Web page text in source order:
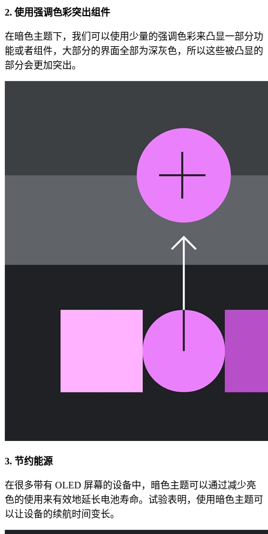
2. 使用强调色彩突出组件
在暗色主题下，我们可以使用少量的强调色彩来凸显一部分功
能或者组件，大部分的界面全部为深灰色，所以这些被凸显的
部分会更加突出。
3. 节约能源
在很多带有 OLED 屏幕的设备中，暗色主题可以通过减少亮
色的使用来有效地延长电池寿命。试验表明，使用暗色主题可
以让设备的续航时间变长。